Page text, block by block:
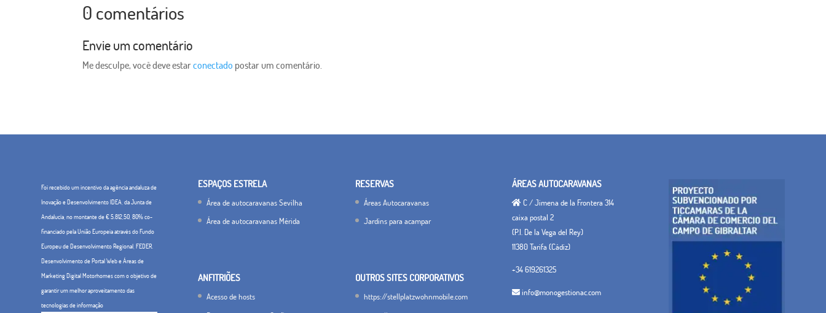
0 comentários
Envie um comentário
Me desculpe, você deve estarconectado postar um comentário.
Foi recebido um incentivo da agência andaluza de
Inovação e Desenvolvimento IDEA, da Junta de
Andalucía, no montante de € 5.812,50, 80% co-
financiado pela União Europeia através do Fundo
Europeu de Desenvolvimento Regional, FEDER.
Desenvolvimento de Portal Web e Áreas de
Marketing Digital Motorhomes com o objetivo de
garantir um melhor aproveitamento das
tecnologias de informação
ESPAÇOS ESTRELA
Área de autocaravanas Sevilha
Área de autocaravanas Mérida
ANFITRIÕES
Acesso de hosts
RESERVAS
Áreas Autocaravanas
Jardins para acampar
OUTROS SITES CORPORATIVOS
https://stellplatzwohnmobile.com
ÁREAS AUTOCARAVANAS
C / Jimena de la Frontera 314
caixa postal 2
(P.I. De la Vega del Rey)
11380 Tarifa (Cádiz)
+34 619261325
info@monogestionac.com